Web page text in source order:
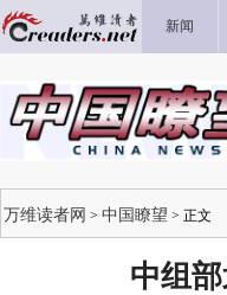
新闻
万维读者网 > 中国瞭望 > 正文
中组